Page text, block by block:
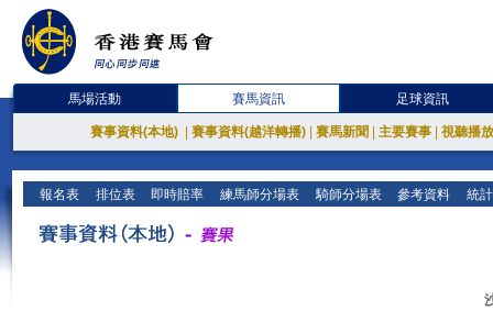
馬場活動 賽馬資訊 足球資訊
賽事資料(本地) 賽事資料(越洋轉播) 賽馬新聞 主要賽事 視聽播
報名表 排位表 即時賠率 練馬師分場表 騎師分場表 參考資料 統